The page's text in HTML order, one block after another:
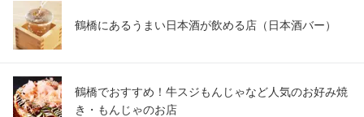
鶴橋にあるうまい日本酒が飲める店（日本酒バー）
鶴橋でおすすめ！牛スジもんじゃなど人気のお好み焼
き・もんじゃのお店